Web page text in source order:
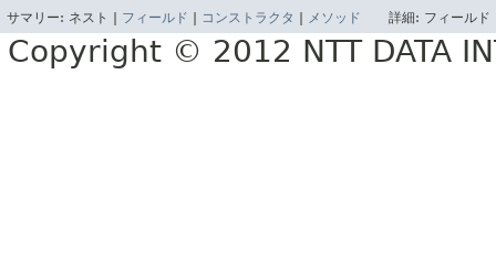
サマリー: ネスト | フィールド コンストラクタ メソッド 詳細: フィール
Copyright © 2012 NTT DATA